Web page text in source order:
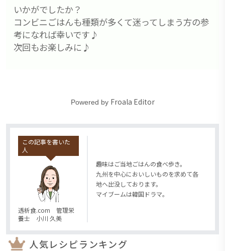
いかがでしたか？
コンビニごはんも種類が多くて迷ってしまう方の参
考になれば幸いです♪
次回もお楽しみに♪
Powered by Froala Editor
この記事を書いた
人
透析食.com 管理栄
養士 小川 久美
趣味はご当地ごはんの食べ歩き。
九州を中心においしいものを求めて各
地へ出没しております。
マイブームは韓国ドラマ。
人気レシピランキング